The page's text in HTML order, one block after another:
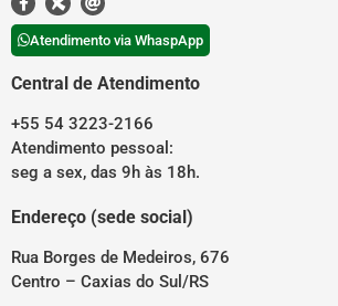
Atendimento via WhaspApp
Central de Atendimento
+55 54 3223-2166
Atendimento pessoal:
seg a sex, das 9h às 18h.
Endereço (sede social)
Rua Borges de Medeiros, 676
Centro – Caxias do Sul/RS